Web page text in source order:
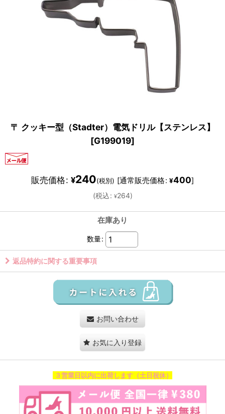
〒 クッキー型（Stadter）電気ドリル【ステンレス】
[G199019]
販売価格: ¥240(税別) [通常販売価格: ¥400]
(税込: ¥264)
在庫あり
数量:
返品特約に関する重要事項
お問い合わせ
お気に入り登録
３営業日以内に出荷します（土日祝休）